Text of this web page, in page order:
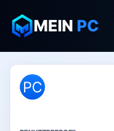
MEIN PC
PC